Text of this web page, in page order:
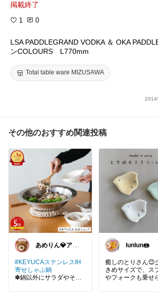
掲載終了
1 0
LSA PADDLEGRAND VODKA ＆ OKA
ンCOLOURS L770mm
Total table ware MIZUSAWA
2014
その他のおすすめ関連投稿
あめりん💎アパ
インテリア
#KEYUCAステンレスIH
寄せしゃぶ鍋
✽鍋以外にサラダやそう
lunlun🍩
癒しのとりさん😊
きめサイズで、ス
やフォークも乗せ